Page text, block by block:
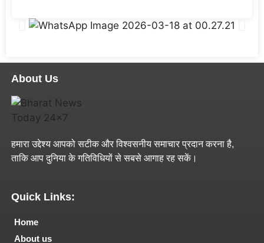
About Us
हमारा उद्देश्य आपको सटीक और विश्वसनीय समाचार प्रदान करना है,
ताकि आप दुनिया के गतिविधियों से सबसे आगाह रह सकें।
Quick Links:
Home
About us